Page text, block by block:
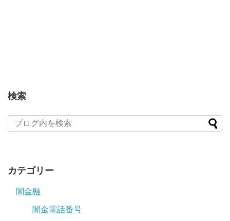
検索
カテゴリー
闇金融
闇金電話番号